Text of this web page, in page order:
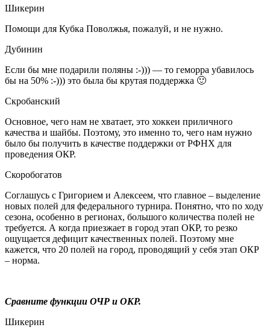
Шикерин
Помощи для Кубка Поволжья, пожалуй, и не нужно.
Дубинин
Если бы мне подарили поляны :-))) — то геморра убавилось
бы на 50% :-))) это была бы крутая поддержка 🙂
Скробанский
Основное, чего нам не хватает, это хоккеи приличного
качества и шайбы. Поэтому, это именно то, чего нам нужно
было бы получить в качестве поддержки от РФНХ для
проведения ОКР.
Скоробогатов
Соглашусь с Григорием и Алексеем, что главное – выделение
новых полей для федерального турнира. Понятно, что по ходу
сезона, особенно в регионах, большого количества полей не
требуется. А когда приезжает в город этап ОКР, то резко
ощущается дефицит качественных полей. Поэтому мне
кажется, что 20 полей на город, проводящий у себя этап ОКР
– норма.
Сравните функции ОЧР и ОКР.
Шикерин